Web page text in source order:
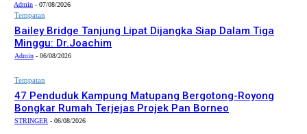
Admin - 07/08/2026
Tempatan
Bailey Bridge Tanjung Lipat Dijangka Siap Dalam Tiga
Minggu: Dr.Joachim
Admin - 06/08/2026
Tempatan
47 Penduduk Kampung Matupang Bergotong-Royong
Bongkar Rumah Terjejas Projek Pan Borneo
STRINGER - 06/08/2026